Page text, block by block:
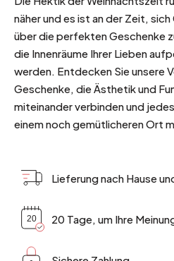
näher und es ist an der Zeit, sich
über die perfekten Geschenke
die Innenräume Ihrer Lieben
werden. Entdecken Sie unsere
Geschenke, die Ästhetik und
miteinander verbinden und
einem noch gemütlicheren Ort
Lieferung nach Hause
20 Tage, um Ihre